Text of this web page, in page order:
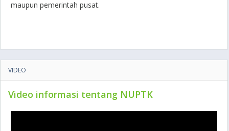
maupun pemerintah pusat.
VIDEO
Video informasi tentang NUPTK